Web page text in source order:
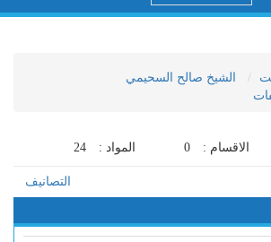
الشيخ صالح السحيمي
الاقسام : 0 المواد : 24
التصانيف